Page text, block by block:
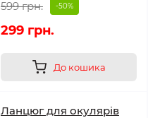
599 грн. -50%
299 грн.
До кошика
Ланцюг для окулярів